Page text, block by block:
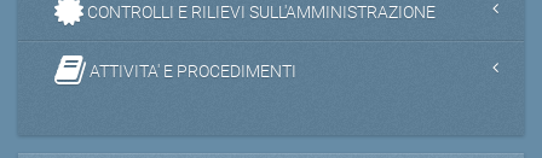
CONTROLLI E RILIEVI SULL'AMMINISTRAZIONE
ATTIVITA' E PROCEDIMENTI